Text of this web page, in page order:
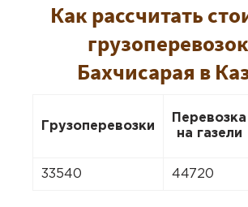
Как рассчитать
Бахчисарая в
Грузоперевозки
Перевозка
на газели
33540 44720